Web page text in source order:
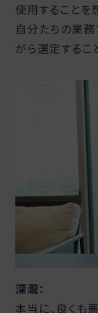
使用することを
自分たちの業
がら選定するこ
深瀧：
本当に、良くも